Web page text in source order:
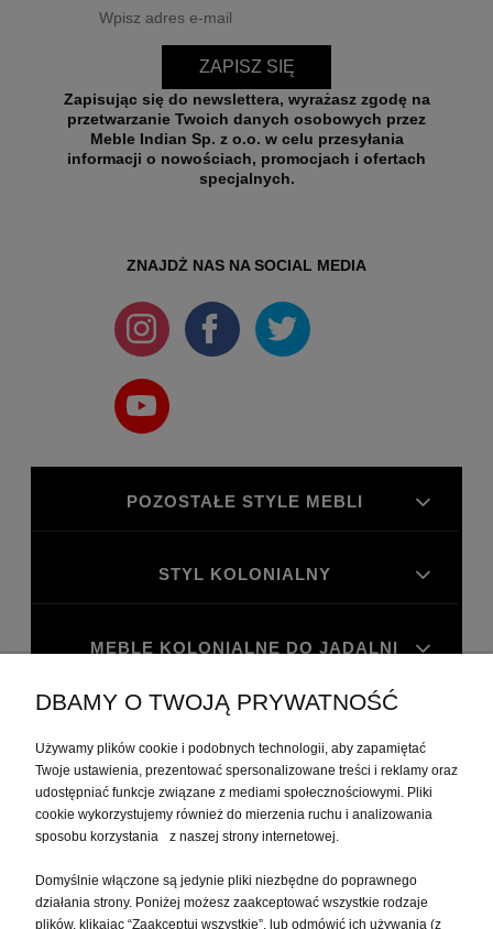
ZAPISZ SIĘ
Zapisując się do newslettera, wyrażasz zgodę na
przetwarzanie Twoich danych osobowych przez
Meble Indian Sp. z o.o. w celu przesyłania
informacji o nowościach, promocjach i ofertach
specjalnych.
ZNAJDŻ NAS NA SOCIAL MEDIA
POZOSTAŁE STYLE MEBLI
STYL KOLONIALNY
MEBLE KOLONIALNE DO JADALNI
MEBLE KOLONIALNE DO GABINETU
MOJE KONTO
DBAMY O TWOJĄ PRYWATNOŚĆ
Używamy plików cookie i podobnych technologii, aby zapamiętać
Twoje ustawienia, prezentować spersonalizowane treści i reklamy oraz
udostępniać funkcje związane z mediami społecznościowymi. Pliki
cookie wykorzystujemy również do mierzenia ruchu i analizowania
sposobu korzystania z naszej strony internetowej.
Domyślnie włączone są jedynie pliki niezbędne do poprawnego
działania strony. Poniżej możesz zaakceptować wszystkie rodzaje
plików, klikając “Zaakceptuj wszystkie”, lub odmówić ich używania (z